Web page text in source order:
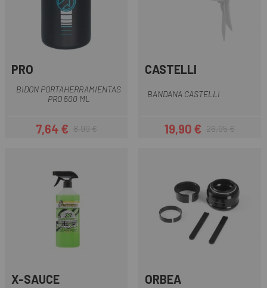
PRO
BIDON PORTAHERRAMIENTAS
PRO 500 ML
Precio
7,64 €Precio regular
8,99 €
CASTELLI
BANDANA CASTELLI
Precio
19,90 €Precio regular
26,95 €
X-SAUCE ORBEA